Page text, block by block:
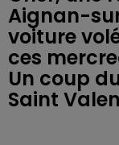
Aignan-
voiture
ces
Un coup
Saint